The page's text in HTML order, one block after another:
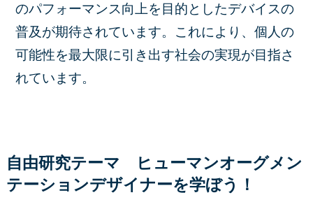
のパフォーマンス向上を目的としたデバイスの
普及が期待されています。これにより、個人の
可能性を最大限に引き出す社会の実現が目指さ
れています。
自由研究テーマ ヒューマンオーグメン
テーションデザイナーを学ぼう！